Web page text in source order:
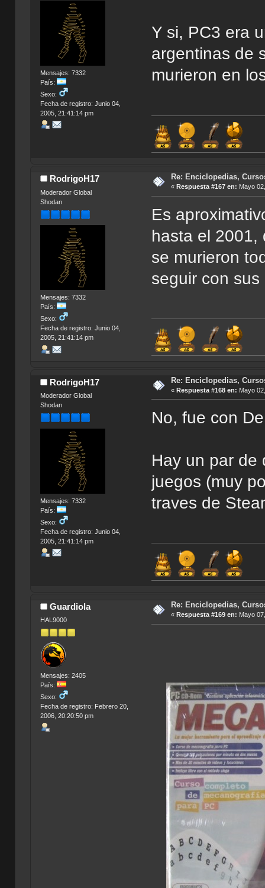
Mensajes: 7332
País:
Sexo:
Fecha de registro: Junio 04,
2005, 21:41:14 pm
Y si, PC3 era
argentinas de
murieron en
RodrigoH17
Moderador Global
Shodan
Mensajes: 7332
País:
Sexo:
Fecha de registro: Junio 04,
2005, 21:41:14 pm
Re: Enciclopedias,
« Respuesta #167 en: Mayo
Es
hasta el 2001,
se murieron
seguir con sus
RodrigoH17
Moderador Global
Shodan
Mensajes: 7332
País:
Sexo:
Fecha de registro: Junio 04,
2005, 21:41:14 pm
Re: Enciclopedias,
« Respuesta #168 en: Mayo
No, fue con
Hay un par de
juegos (muy
traves de
Guardiola
HAL9000
Mensajes: 2405
País:
Sexo:
Fecha de registro: Febrero 20,
2006, 20:20:50 pm
Re: Enciclopedias,
« Respuesta #169 en: Mayo